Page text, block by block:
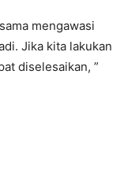
mengawasi
Jika kita lakukan
diselesaikan, ”